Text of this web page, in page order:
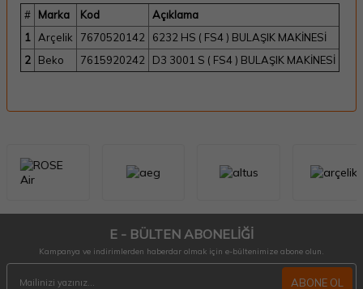
# Marka Kod
Açıklama
1 Arçelik 7670520142
6232 HS ( FS4 ) BULAŞIK MAKİNESİ
2
Beko 7615920242 D3 3001 S ( FS4 ) BULAŞIK MAKİNESİ
E - BÜLTEN ABONELİĞİ
Kampanya ve indirimlerden haberdar olmak için e-bültenimize abone olun.
ABONE OL